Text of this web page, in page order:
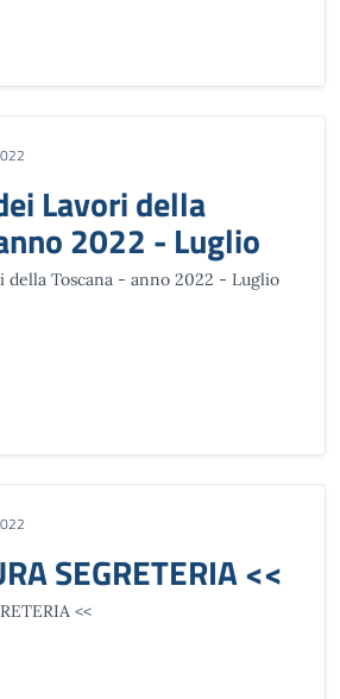
Lavori della
2022 - Luglio
della Toscana - anno 2022 - Luglio
SEGRETERIA <<
<<